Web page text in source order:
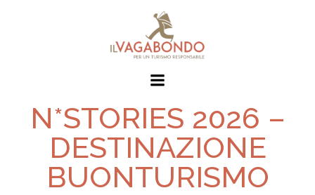
N*STORIES 2026 –
DESTINAZIONE
BUONTURISMO